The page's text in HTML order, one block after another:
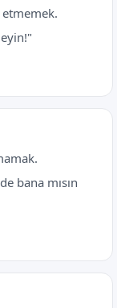
etmemek.
bana mısın